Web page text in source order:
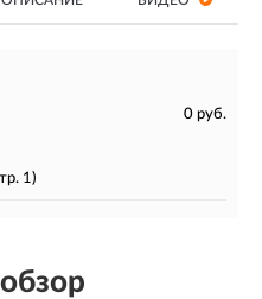
0 руб.
1)